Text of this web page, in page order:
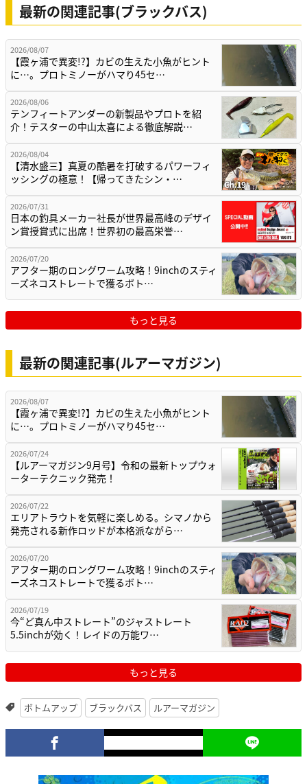
最新の関連記事(ブラックバス)
2026/08/07
【霞ヶ浦で異変!?】カビの生えた小魚がヒント
に…。プロトミノーがハマり45セ…
2026/08/06
テンフィートアンダーの新製品やプロトを紹
介！テスターの中山太喜による徹底解説…
2026/08/04
【清水盛三】真夏の酷暑を打破するパワーフィ
ッシングの極意！【帰ってきたシン・…
2026/07/31
日本の釣具メーカー社長が世界最高峰のデザイ
ン賞授賞式に出席！世界初の最高栄誉…
2026/07/20
アフター期のロングワーム攻略！9inchのスティ
ーズネコストレートで獲るボト…
もっと見る
最新の関連記事(ルアーマガジン)
2026/08/07
【霞ヶ浦で異変!?】カビの生えた小魚がヒント
に…。プロトミノーがハマり45セ…
2026/07/24
【ルアーマガジン9月号】令和の最新トップウォ
ーターテクニック発売！
2026/07/22
エリアトラウトを気軽に楽しめる。シマノから
発売される新作ロッドが本格派ながら…
2026/07/20
アフター期のロングワーム攻略！9inchのスティ
ーズネコストレートで獲るボト…
2026/07/19
今“ど真ん中ストレート”のジャストレート
5.5inchが効く！レイドの万能ワ…
もっと見る
ボトムアップ ブラックバス ルアーマガジン